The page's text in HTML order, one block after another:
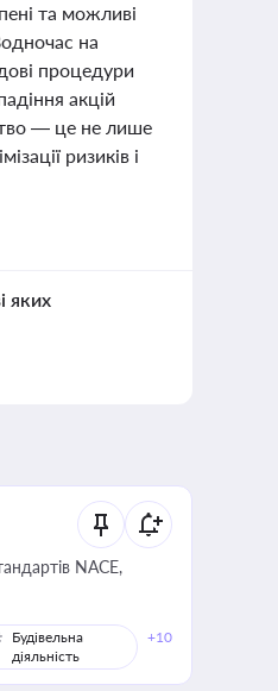
та можливі
на
процедури
акцій
— це не лише
ризиків і
яких
NACE,
Будівельна
діяльність
+10